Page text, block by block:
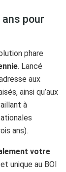
pour
phare
. Lancé
aux
ainsi qu’aux
à
ans).
votre
unique au BOI